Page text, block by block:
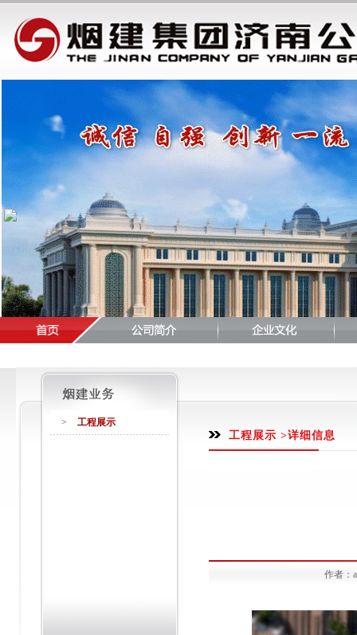
> 工程展示
工程展示 >详细信息
作者：